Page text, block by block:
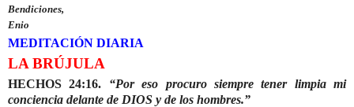
Bendiciones,
Enio
MEDITACIÓN DIARIA
LA BRÚJULA
HECHOS 24:16. “Por eso procuro siempre tener limpia mi
conciencia delante de DIOS y de los hombres.”